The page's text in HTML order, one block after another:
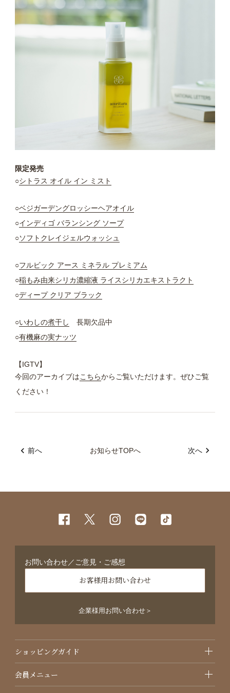
限定発売
○シトラス オイル イン ミスト
○ベジガーデングロッシーヘアオイル
○インディゴ バランシング ソープ
○ソフトクレイジェルウォッシュ
○フルビック アース ミネラル プレミアム
○稲もみ由来シリカ濃縮液 ライスシリカエキストラクト
○ディープ クリア ブラック
○いわしの煮干し
長期欠品中
○有機麻の実ナッツ
【IGTV】
今回のアーカイブはこちらからご覧いただけます。ぜひご覧
ください！
前へ お知らせTOPへ 次へ
お問い合わせ／ご意見・ご感想
お客様用お問い合わせ
企業様用お問い合わせ＞
ショッピングガイド
会員メニュー